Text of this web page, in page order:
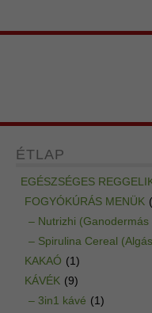
ÉTLAP
EGÉSZSÉGES
FOGYÓKÚRÁS MENÜK
– Nutrizhi (Ganodermás
– Spirulina Cereal
KAKAÓ (1)
KÁVÉK (9)
– 3in1 kávé (1)